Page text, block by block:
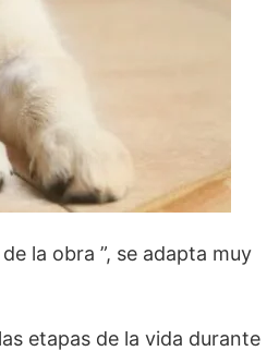
la obra ”, se adapta muy
etapas de la vida durante